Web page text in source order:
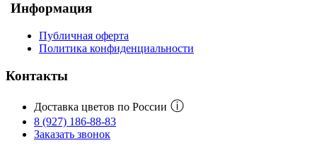
Информация
Публичная оферта
Политика конфиденциальности
Контакты
Доставка цветов по России ⓘ
8 (927) 186-88-83
Заказать звонок